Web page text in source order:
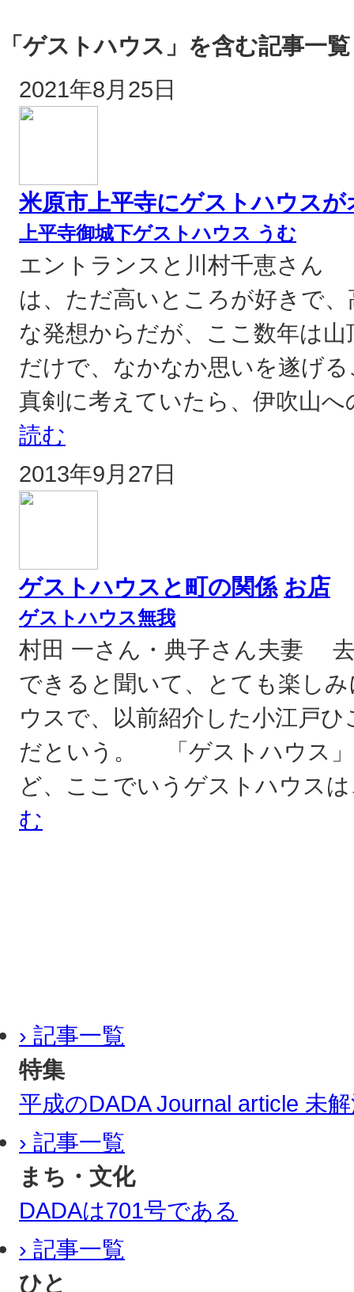
「ゲストハウス」を含む記事一覧
2021年8月25日
米原市上平寺にゲストハウスが
上平寺御城下ゲストハウス うむ
エントランスと川村千恵さん
は、ただ高いところが好きで
な発想からだが、ここ数年は
だけで、なかなか思いを遂げ
真剣に考えていたら、伊吹山
読む
2013年9月27日
ゲストハウスと町の関係 お店
ゲストハウス無我
村田 一さん・典子さん夫妻
できると聞いて、とても楽し
ウスで、以前紹介した小江戸
だという。 「ゲストハウス」
ど、ここでいうゲストハウス
む
› 記事一覧
特集
平成のDADA Journal article 未
› 記事一覧
まち・文化
DADAは701号である
› 記事一覧
ひと